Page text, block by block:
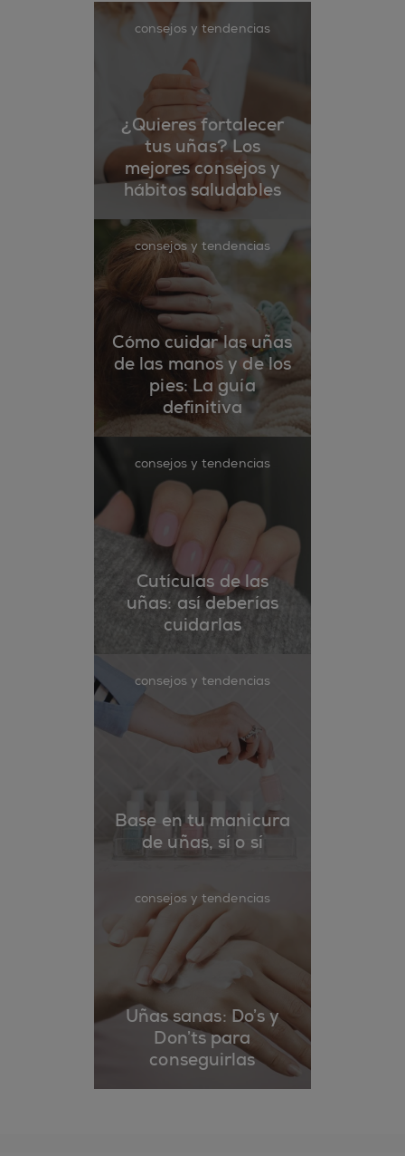
consejos y tendencias
¿Quieres fortalecer
tus uñas? Los
mejores consejos y
hábitos saludables
consejos y tendencias
Cómo cuidar las uñas
de las manos y de los
pies: La guía
definitiva
consejos y tendencias
Cutículas de las
uñas: así deberías
cuidarlas
consejos y tendencias
Base en tu manicura
de uñas, sí o sí
consejos y tendencias
Uñas sanas: Do’s y
Don’ts para
conseguirlas